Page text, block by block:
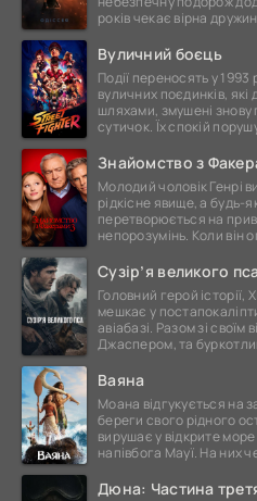
років чекає вірна
Вуличний боєць
Події переносять у 1993
вуличних поєдинків,
шляхами, змушені знову
сутичок. Їх спокій
Знайомство з
Молодий чоловік Генрі
рідкісне явище, а будь-
перетворюється на
непорозумінь. Коли він
Сузір’я великого пса
Головний герой історії,
мешкає у
авіабазі. Разом зі
Джаспером, та
Ваяна
Моана відгукується на
береги свого рідного
вирушає у відкрите
напівбога Мауї. На них
Дюна: Частина